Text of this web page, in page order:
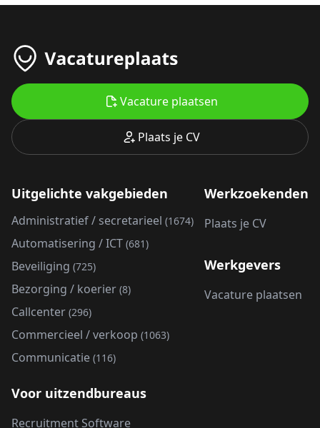
Plaats je CV
Vacature plaatsen
Uitgelichte vakgebieden
Administratief / secretarieel (1674)
Automatisering / ICT (681)
Beveiliging (725)
Bezorging / koerier (8)
Callcenter (296)
Commercieel / verkoop (1063)
Communicatie (116)
Werkzoekenden
Plaats je CV
Werkgevers
Vacature plaatsen
Voor uitzendbureaus
Recruitment Software